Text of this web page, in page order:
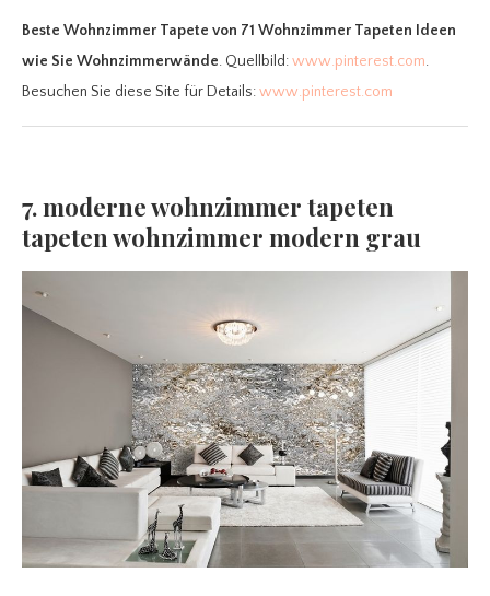
Beste Wohnzimmer Tapete von 71 Wohnzimmer Tapeten Ideen
wie Sie Wohnzimmerwände. Quellbild:www.pinterest.com.
Besuchen Sie diese Site für Details:www.pinterest.com
7. moderne wohnzimmer tapeten
tapeten wohnzimmer modern grau